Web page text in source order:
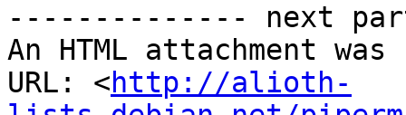
-------------- next
An HTML attachment
URL: <http://alioth-